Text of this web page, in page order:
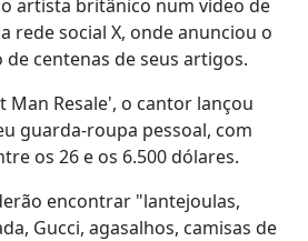
artista britânico num vídeo de
rede social X, onde anunciou o
centenas de seus artigos.
Man Resale', o cantor lançou
guarda-roupa pessoal, com
os 26 e os 6.500 dólares.
encontrar "lantejoulas,
Gucci, agasalhos, camisas de